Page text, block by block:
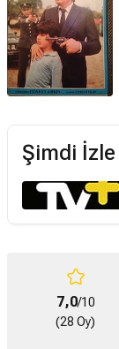
Şimdi İzle
7,0/10
(28 Oy)